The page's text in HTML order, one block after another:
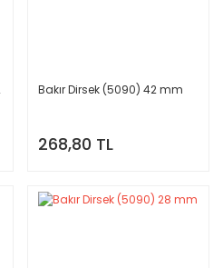
Bakır Dirsek (5090) 42 mm
268,80 TL